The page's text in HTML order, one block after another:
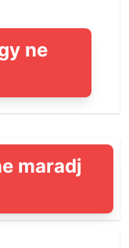
ne
maradj